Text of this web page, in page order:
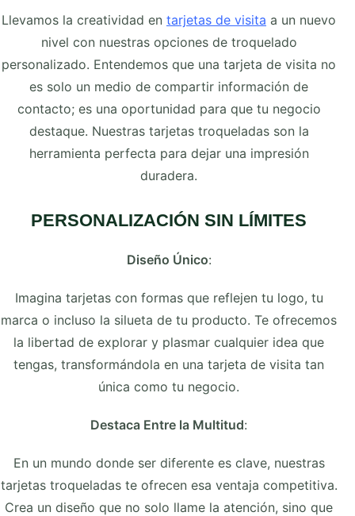
Llevamos la creatividad en tarjetas de visita a un nuevo
nivel con nuestras opciones de troquelado
personalizado. Entendemos que una tarjeta de visita no
es solo un medio de compartir información de
contacto; es una oportunidad para que tu negocio
destaque. Nuestras tarjetas troqueladas son la
herramienta perfecta para dejar una impresión
duradera.
PERSONALIZACIÓN SIN LÍMITES
Diseño Único:
Imagina tarjetas con formas que reflejen tu logo, tu
marca o incluso la silueta de tu producto. Te ofrecemos
la libertad de explorar y plasmar cualquier idea que
tengas, transformándola en una tarjeta de visita tan
única como tu negocio.
Destaca Entre la Multitud:
En un mundo donde ser diferente es clave, nuestras
tarjetas troqueladas te ofrecen esa ventaja competitiva.
Crea un diseño que no solo llame la atención, sino que